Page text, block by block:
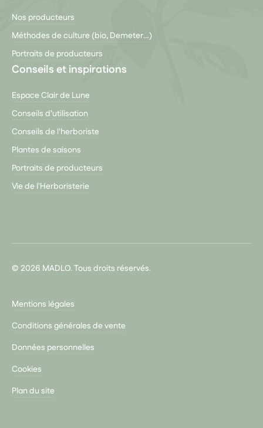
Nos producteurs
Méthodes de culture (bio, Demeter…)
Portraits de producteurs
Conseils et inspirations
Espace Clair de Lune
Conseils d’utilisation
Conseils de l'herboriste
Plantes de saisons
Portraits de producteurs
Vie de l'Herboristerie
© 2026 MADLO. Tous droits réservés.
Mentions légales
Conditions générales de vente
Données personnelles
Cookies
Plan du site